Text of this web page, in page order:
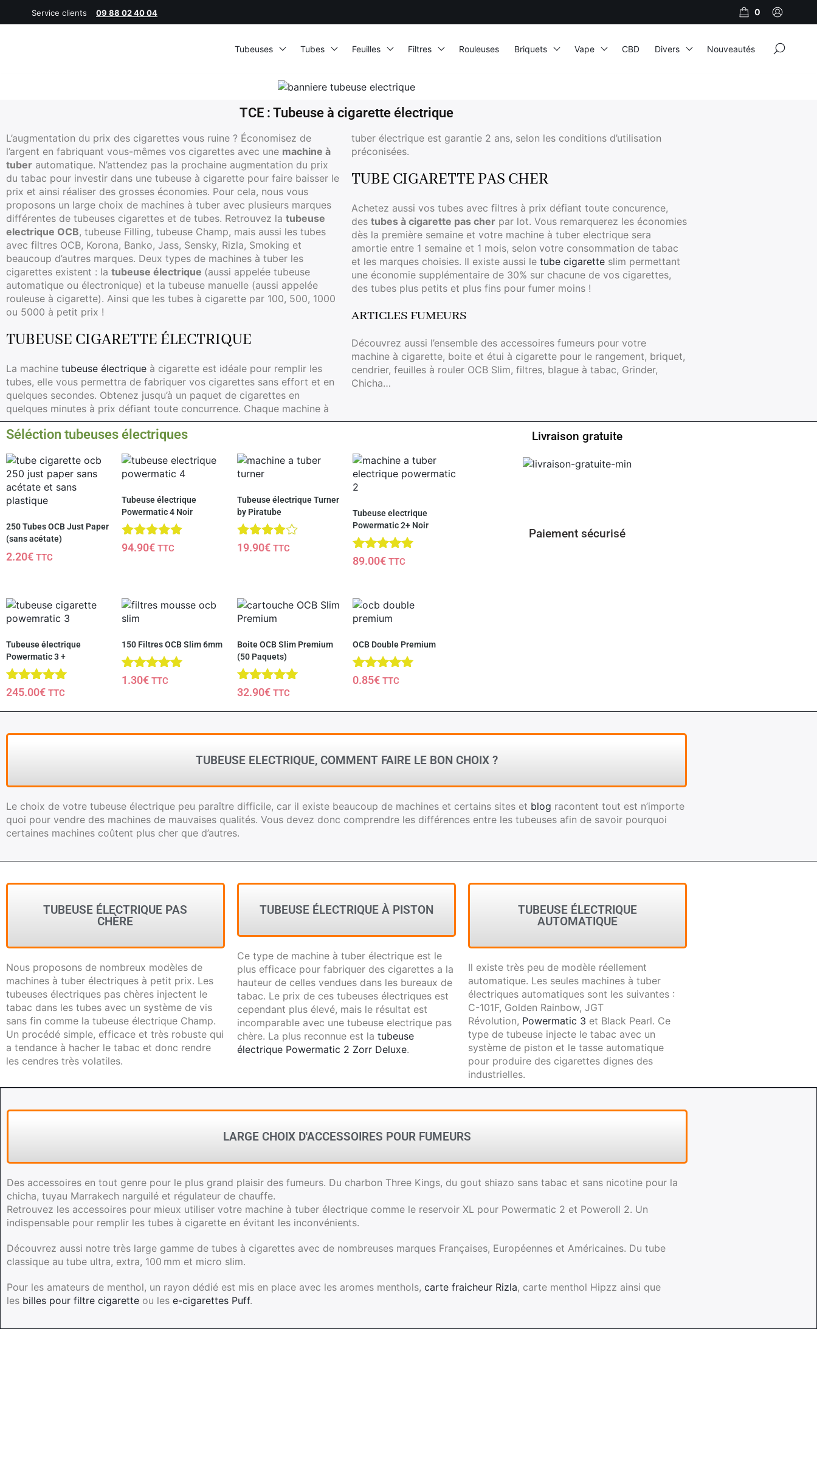
TCE : Tubeuse à cigarette électrique
L’augmentation du prix des cigarettes vous ruine ? Économisez de
l’argent en fabriquant vous-mêmes vos cigarettes avec une machine à
tuber automatique. N’attendez pas la prochaine augmentation du prix
du tabac pour investir dans une tubeuse à cigarette pour faire baisser le
prix et ainsi réaliser des grosses économies. Pour cela, nous vous
proposons un large choix de machines à tuber avec plusieurs marques
différentes de tubeuses cigarettes et de tubes. Retrouvez la tubeuse
electrique OCB, tubeuse Filling, tubeuse Champ, mais aussi les tubes
avec filtres OCB, Korona, Banko, Jass, Sensky, Rizla, Smoking et
beaucoup d’autres marques. Deux types de machines à tuber les
cigarettes existent : la tubeuse électrique (aussi appelée tubeuse
automatique ou électronique) et la tubeuse manuelle (aussi appelée
rouleuse à cigarette). Ainsi que les tubes à cigarette par 100, 500, 1000
ou 5000 à petit prix !
TUBEUSE CIGARETTE ÉLECTRIQUE
La machine tubeuse électrique à cigarette est idéale pour remplir les
tubes, elle vous permettra de fabriquer vos cigarettes sans effort et en
quelques secondes. Obtenez jusqu’à un paquet de cigarettes en
quelques minutes à prix défiant toute concurrence. Chaque machine à
tuber électrique est garantie 2 ans, selon les conditions d’utilisation
préconisées.
TUBE CIGARETTE PAS CHER
Achetez aussi vos tubes avec filtres à prix défiant toute concurence,
des tubes à cigarette pas cher par lot. Vous remarquerez les économies
dès la première semaine et votre machine à tuber electrique sera
amortie entre 1 semaine et 1 mois, selon votre consommation de tabac
et les marques choisies. Il existe aussi le tube cigarette slim permettant
une économie supplémentaire de 30% sur chacune de vos cigarettes,
des tubes plus petits et plus fins pour fumer moins !
ARTICLES FUMEURS
Découvrez aussi l’ensemble des accessoires fumeurs pour votre
machine à cigarette, boite et étui à cigarette pour le rangement, briquet,
cendrier, feuilles à rouler OCB Slim, filtres, blague à tabac, Grinder,
Chicha…
Séléction tubeuses électriques
250 Tubes OCB Just Paper
(sans acétate)
2.20€ TTC
Tubeuse électrique
Powermatic 4 Noir
Note
94.90€ TTC
Tubeuse électrique Turner
by Piratube
Note
19.90€ TTC
Tubeuse electrique
Powermatic 2+ Noir
Note
89.00€ TTC
Tubeuse électrique
Powermatic 3 +
Note
sur 5
245.00€ TTC
150 Filtres OCB Slim 6mm
Note
1.30€ TTC
Boite OCB Slim Premium
(50 Paquets)
Note
sur 5
32.90€ TTC
OCB Double Premium
Note
0.85€ TTC
Livraison gratuite
Paiement sécurisé
TUBEUSE ELECTRIQUE, COMMENT FAIRE LE BON CHOIX ?
Le choix de votre tubeuse électrique peu paraître difficile, car il existe beaucoup de machines et certains sites et blog racontent tout est n’importe
quoi pour vendre des machines de mauvaises qualités. Vous devez donc comprendre les différences entre les tubeuses afin de savoir pourquoi
certaines machines coûtent plus cher que d’autres.
TUBEUSE ÉLECTRIQUE PAS
CHÈRE
Nous proposons de nombreux modèles de
machines à tuber électriques à petit prix. Les
tubeuses électriques pas chères injectent le
tabac dans les tubes avec un système de vis
sans fin comme la tubeuse électrique Champ.
Un procédé simple, efficace et très robuste qui
a tendance à hacher le tabac et donc rendre
les cendres très volatiles.
TUBEUSE ÉLECTRIQUE À PISTON
Ce type de machine à tuber électrique est le
plus efficace pour fabriquer des cigarettes a la
hauteur de celles vendues dans les bureaux de
tabac. Le prix de ces tubeuses électriques est
cependant plus élevé, mais le résultat est
incomparable avec une tubeuse electrique pas
chère. La plus reconnue est la tubeuse
électrique Powermatic 2 Zorr Deluxe.
TUBEUSE ÉLECTRIQUE
AUTOMATIQUE
Il existe très peu de modèle réellement
automatique. Les seules machines à tuber
électriques automatiques sont les suivantes :
C-101F, Golden Rainbow, JGT
Révolution, Powermatic 3 et Black Pearl. Ce
type de tubeuse injecte le tabac avec un
système de piston et le tasse automatique
pour produire des cigarettes dignes des
industrielles.
LARGE CHOIX D'ACCESSOIRES POUR FUMEURS
Des accessoires en tout genre pour le plus grand plaisir des fumeurs. Du charbon Three Kings, du gout shiazo sans tabac et sans nicotine pour la
chicha, tuyau Marrakech narguilé et régulateur de chauffe.
Retrouvez les accessoires pour mieux utiliser votre machine à tuber électrique comme le reservoir XL pour Powermatic 2 et Poweroll 2. Un
indispensable pour remplir les tubes à cigarette en évitant les inconvénients.
Découvrez aussi notre très large gamme de tubes à cigarettes avec de nombreuses marques Françaises, Européennes et Américaines. Du tube
classique au tube ultra, extra, 100 mm et micro slim.
Pour les amateurs de menthol, un rayon dédié est mis en place avec les aromes menthols, carte fraicheur Rizla, carte menthol Hipzz ainsi que
les billes pour filtre cigarette ou les e-cigarettes Puff.
Service clients 09 88 02 40 04 0
Tubeuses Tubes Feuilles Filtres Rouleuses Briquets Vape
Al Fakher
10ml
50ml
100ml
CBD Divers Nouveautés